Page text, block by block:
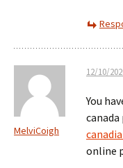
MelviCoigh
12/10/
You
online